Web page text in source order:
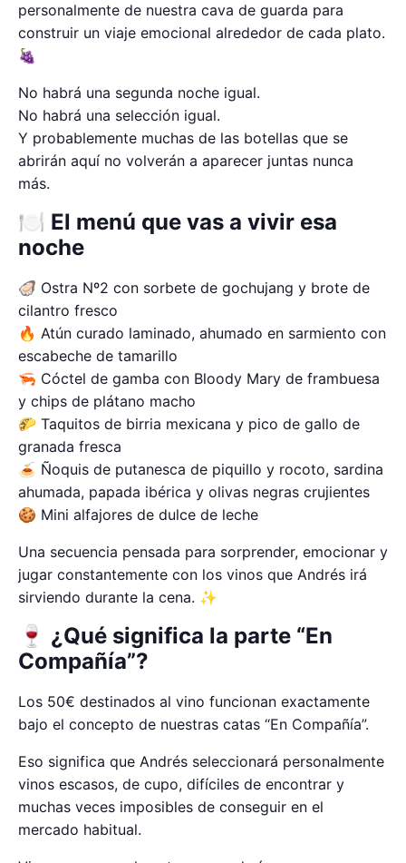
personalmente de nuestra cava de guarda para
construir un viaje emocional alrededor de cada plato.
🍇
No habrá una segunda noche igual.
No habrá una selección igual.
Y probablemente muchas de las botellas que se
abrirán aquí no volverán a aparecer juntas nunca
más.
🍽 El menú que vas a vivir esa
noche
🦪 Ostra Nº2 con sorbete de gochujang y brote de
cilantro fresco
🔥 Atún curado laminado, ahumado en sarmiento con
escabeche de tamarillo
🦐 Cóctel de gamba con Bloody Mary de frambuesa
y chips de plátano macho
🌮 Taquitos de birria mexicana y pico de gallo de
granada fresca
🍝 Ñoquis de putanesca de piquillo y rocoto, sardina
ahumada, papada ibérica y olivas negras crujientes
🍪 Mini alfajores de dulce de leche
Una secuencia pensada para sorprender, emocionar y
jugar constantemente con los vinos que Andrés irá
sirviendo durante la cena. ✨
🍷 ¿Qué significa la parte “En
Compañía”?
Los 50€ destinados al vino funcionan exactamente
bajo el concepto de nuestras catas “En Compañía”.
Eso significa que Andrés seleccionará personalmente
vinos escasos, de cupo, difíciles de encontrar y
muchas veces imposibles de conseguir en el
mercado habitual.